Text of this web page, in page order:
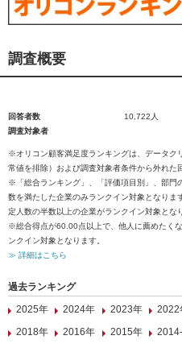
調査概要
回答者数
10,722人
調査対象者
※オリコン顧客満足度ランキングは、データク
常値を排除）および調査対象者条件から外れた
※「総合ランキング」、「評価項目別」、部門
数を満たした企業のみランクイン対象となりま
定人数の半数以上の企業がランクイン対象とな
※総合得点が60.00点以上で、他人に薦めたく
ンクイン対象となります。
≫ 詳細はこちら
過去ランキング
2025年
2024年 2023年 2022
2018年
2016年 2015年